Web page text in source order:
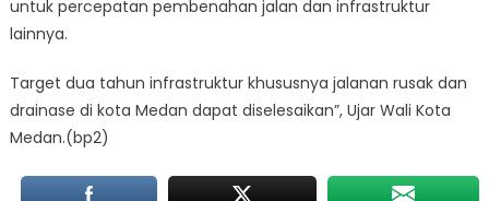
untuk percepatan pembenahan jalan dan infrastruktur
lainnya.
Target dua tahun infrastruktur khususnya jalanan rusak dan
drainase di kota Medan dapat diselesaikan”, Ujar Wali Kota
Medan.(bp2)